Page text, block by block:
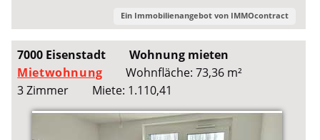
Ein Immobilienangebot von IMMOcontract
7000 Eisenstadt
Wohnung mieten
Mietwohnung
Wohnfläche: 73,36 m²
3 Zimmer
Miete: 1.110,41